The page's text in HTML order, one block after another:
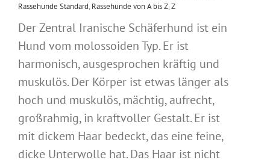
Rassehunde Standard, Rassehunde von A bis Z,Z
Der Zentral Iranische Schäferhund ist ein
Hund vom molossoiden Typ. Er ist
harmonisch, ausgesprochen kräftig und
muskulös. Der Körper ist etwas länger als
hoch und muskulös, mächtig, aufrecht,
großrahmig, in kraftvoller Gestalt. Er ist
mit dickem Haar bedeckt, das eine feine,
dicke Unterwolle hat. Das Haar ist nicht